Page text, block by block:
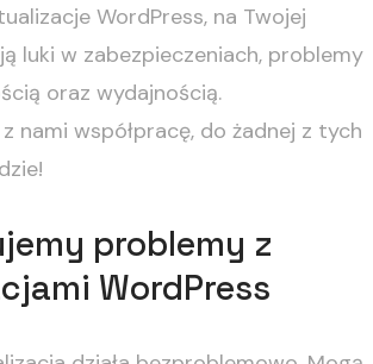
WordPress, na Twojej
luki w zabezpieczeniach, problemy
oraz wydajnością.
nami współpracę, do żadnej z tych
problemy z
WordPress